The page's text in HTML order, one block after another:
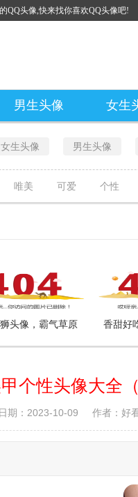
QQ头像,快来找你喜欢QQ头像吧!
男生头像 女生
女生头像 男生头像
唯美 可爱 个性
头像，霸气草原
雄狮图片
香甜好
芒果
个性头像大全
日期：2023-10-09 作者：好